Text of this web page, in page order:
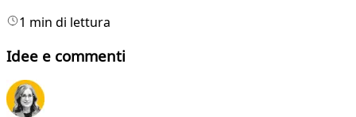
1 min di lettura
Idee e commenti